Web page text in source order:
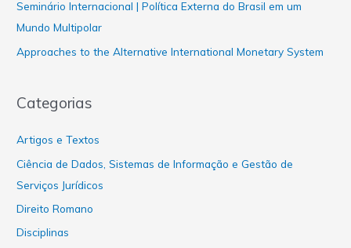
Seminário Internacional | Política Externa do Brasil em um
Mundo Multipolar
Approaches to the Alternative International Monetary System
Categorias
Artigos e Textos
Ciência de Dados, Sistemas de Informação e Gestão de
Serviços Jurídicos
Direito Romano
Disciplinas